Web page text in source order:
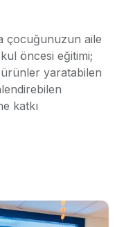
çocuğunuzun aile
öncesi eğitimi;
yaratabilen
katkı